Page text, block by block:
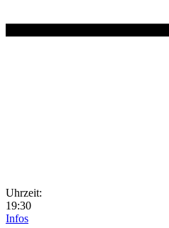
Uhrzeit:
19:30
Infos